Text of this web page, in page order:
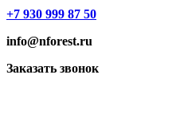
+7 930 999 87 50
info@nforest.ru
Заказать звонок